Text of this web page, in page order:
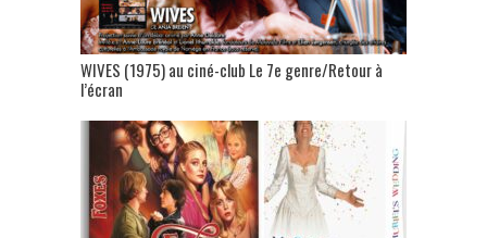
WIVES (1975) au ciné-club Le 7e genre/Retour à
l’écran